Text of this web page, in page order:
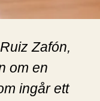
Zafón,
om en
ingår ett